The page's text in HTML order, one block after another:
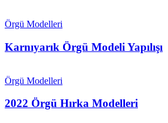
Örgü Modelleri
Karnıyarık Örgü Modeli Yapılışı
Örgü Modelleri
2022 Örgü Hırka Modelleri